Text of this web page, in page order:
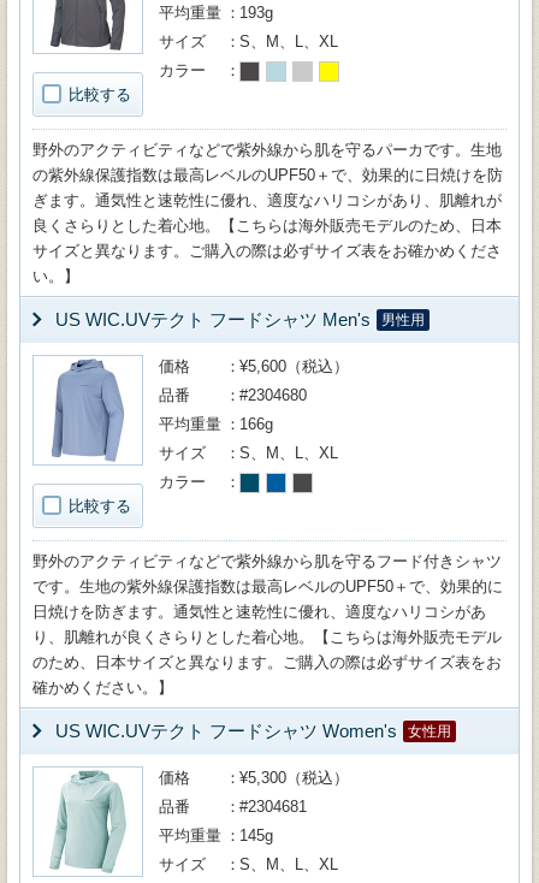
比較する
平均重量
193g
サイズ
S、M、L、XL
カラー
野外のアクティビティなどで紫外線から肌を守るパーカです。生地
の紫外線保護指数は最高レベルのUPF50＋で、効果的に日焼けを防
ぎます。通気性と速乾性に優れ、適度なハリコシがあり、肌離れが
良くさらりとした着心地。【こちらは海外販売モデルのため、日本
サイズと異なります。ご購入の際は必ずサイズ表をお確かめくださ
い。】
US WIC.UVテクト フードシャツ Men's 男性用
比較する
価格
¥5,600（税込）
品番
#2304680
平均重量
166g
サイズ
S、M、L、XL
カラー
野外のアクティビティなどで紫外線から肌を守るフード付きシャツ
です。生地の紫外線保護指数は最高レベルのUPF50＋で、効果的に
日焼けを防ぎます。通気性と速乾性に優れ、適度なハリコシがあ
り、肌離れが良くさらりとした着心地。【こちらは海外販売モデル
のため、日本サイズと異なります。ご購入の際は必ずサイズ表をお
確かめください。】
US WIC.UVテクト フードシャツ Women's 女性用
価格
¥5,300（税込）
品番
#2304681
平均重量
145g
サイズ
S、M、L、XL